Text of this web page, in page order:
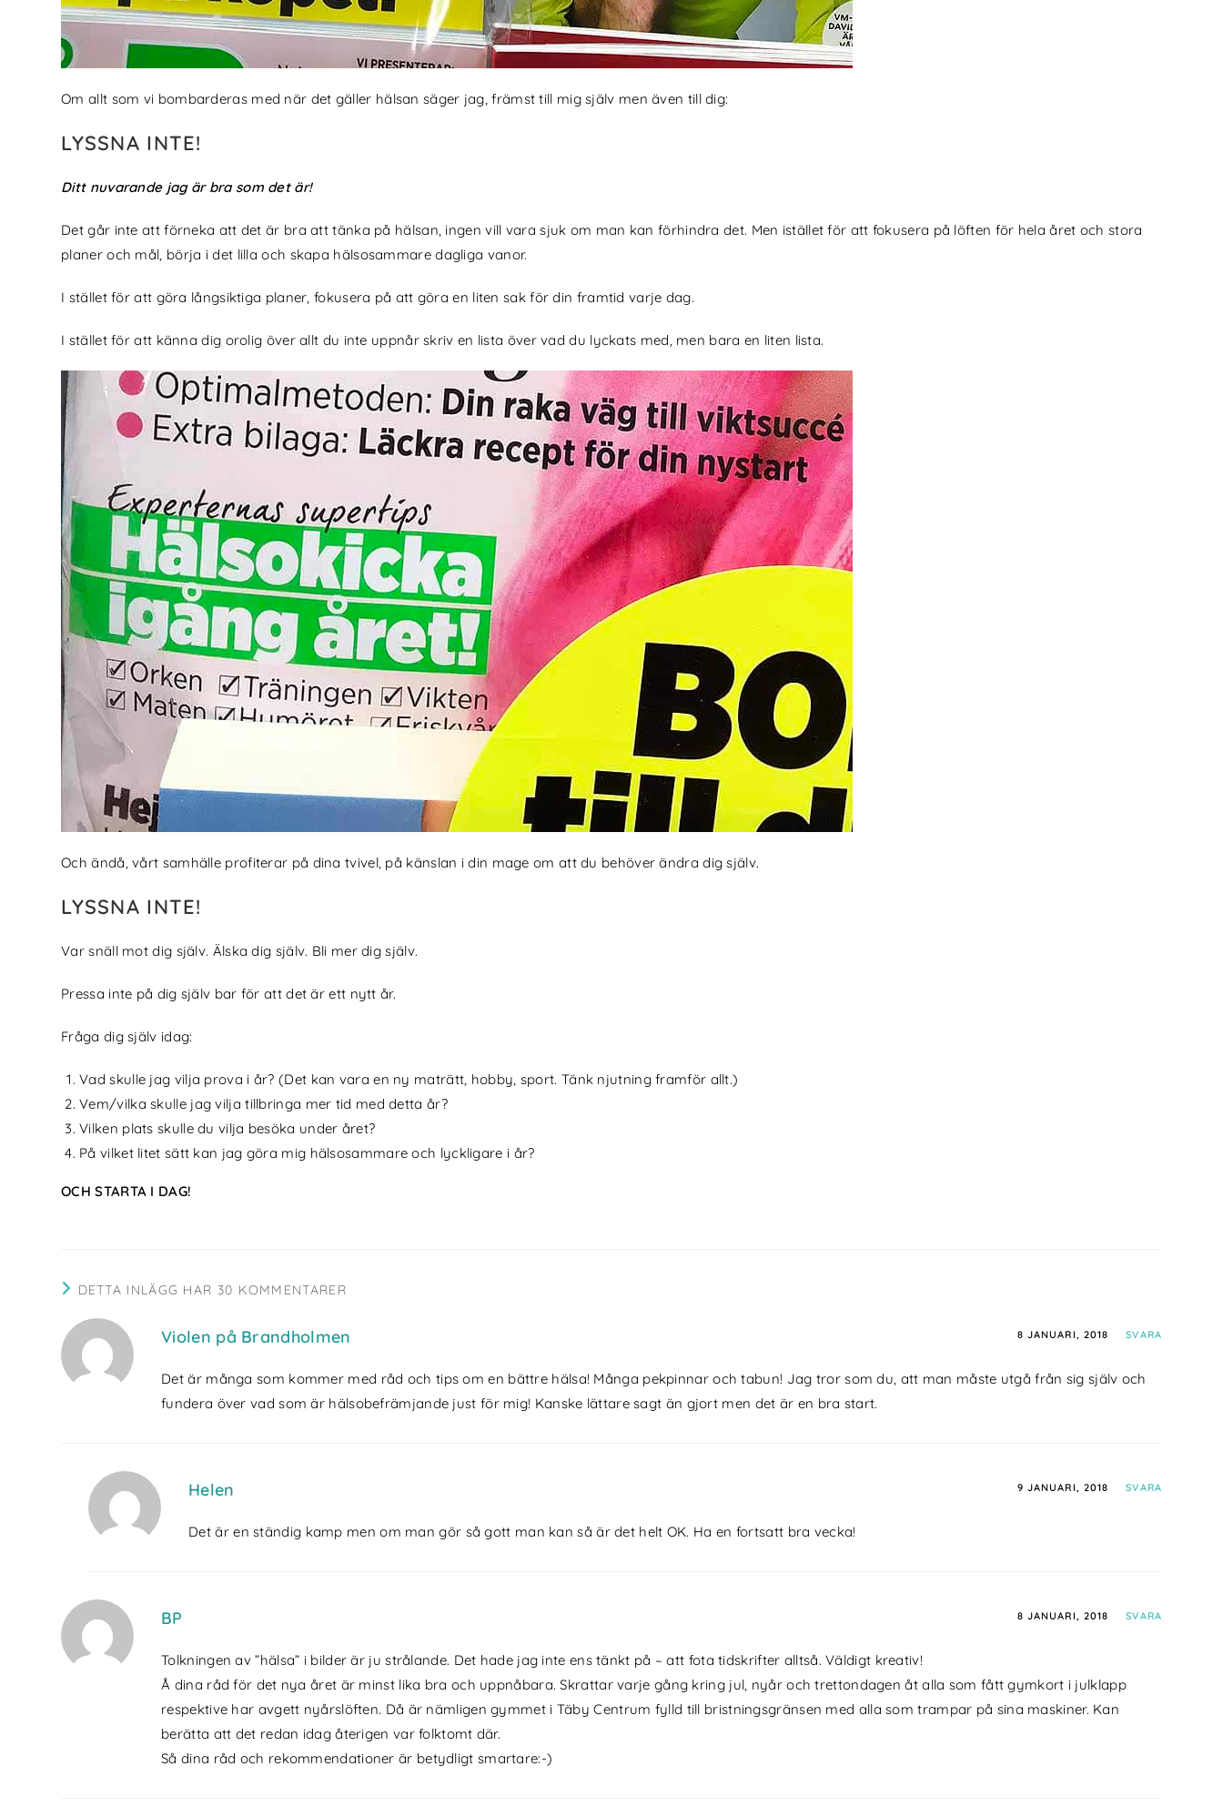
Om allt som vi bombarderas med när det gäller hälsan säger jag, främst till mig själv men även till dig:
LYSSNA INTE!
Ditt nuvarande jag är bra som det är!
Det går inte att förneka att det är bra att tänka på hälsan, ingen vill vara sjuk om man kan förhindra det. Men istället för att fokusera på löften för hela året och stora
planer och mål, börja i det lilla och skapa hälsosammare dagliga vanor.
I stället för att göra långsiktiga planer, fokusera på att göra en liten sak för din framtid varje dag.
I stället för att känna dig orolig över allt du inte uppnår skriv en lista över vad du lyckats med, men bara en liten lista.
Och ändå, vårt samhälle profiterar på dina tvivel, på känslan i din mage om att du behöver ändra dig själv.
LYSSNA INTE!
Var snäll mot dig själv. Älska dig själv. Bli mer dig själv.
Pressa inte på dig själv bar för att det är ett nytt år.
Fråga dig själv idag:
Vad skulle jag vilja prova i år? (Det kan vara en ny maträtt, hobby, sport. Tänk njutning framför allt.)
Vem/vilka skulle jag vilja tillbringa mer tid med detta år?
Vilken plats skulle du vilja besöka under året?
På vilket litet sätt kan jag göra mig hälsosammare och lyckligare i år?
OCH STARTA I DAG!
DETTA INLÄGG HAR 30 KOMMENTARER
Violen på Brandholmen 8 JANUARI, 2018 SVARA
Det är många som kommer med råd och tips om en bättre hälsa! Många pekpinnar och tabun! Jag tror som du, att man måste utgå från sig själv och
fundera över vad som är hälsobefrämjande just för mig! Kanske lättare sagt än gjort men det är en bra start.
Helen 9 JANUARI, 2018 SVARA
Det är en ständig kamp men om man gör så gott man kan så är det helt OK. Ha en fortsatt bra vecka!
BP 8 JANUARI, 2018 SVARA
Tolkningen av ”hälsa” i bilder är ju strålande. Det hade jag inte ens tänkt på – att fota tidskrifter alltså. Väldigt kreativ!
Å dina råd för det nya året är minst lika bra och uppnåbara. Skrattar varje gång kring jul, nyår och trettondagen åt alla som fått gymkort i julklapp
respektive har avgett nyårslöften. Då är nämligen gymmet i Täby Centrum fylld till bristningsgränsen med alla som trampar på sina maskiner. Kan
berätta att det redan idag återigen var folktomt där.
Så dina råd och rekommendationer är betydligt smartare:-)